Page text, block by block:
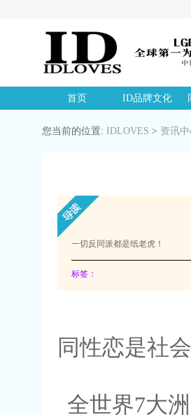
首页 ID品牌文化
您当前的位置: IDLOVES > 资讯
一切反同派都是纸老虎！
标签：
同性恋是社
全世界7大